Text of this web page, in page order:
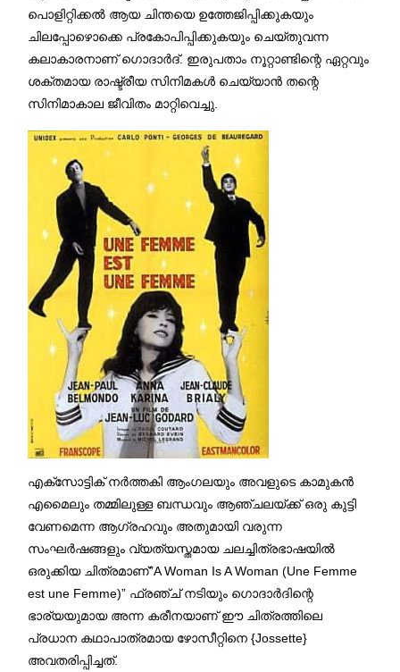
പൊളിറ്റിക്കൽ ആയ ചിന്തയെ ഉത്തേജിപ്പിക്കുകയും
ചിലപ്പോഴൊക്കെ പ്രകോപിപ്പിക്കുകയും ചെയ്തുവന്ന
കലാകാരനാണ് ഗൊദാർദ്. ഇരുപതാം നൂറ്റാണ്ടിന്റെ ഏറ്റവും
ശക്തമായ രാഷ്ട്രീയ സിനിമകൾ ചെയ്യാൻ തന്റെ
സിനിമാകാല ജീവിതം മാറ്റിവെച്ചു.
എക്സോട്ടിക് നർത്തകി ആംഗലയും അവളുടെ കാമുകൻ
എമൈലും തമ്മിലുള്ള ബന്ധവും ആഞ്ചലയ്ക്ക് ഒരു കുട്ടി
വേണമെന്ന ആഗ്രഹവും അതുമായി വരുന്ന
സംഘർഷങ്ങളും വ്യത്യസ്തമായ ചലച്ചിത്രഭാഷയിൽ
ഒരുക്കിയ ചിത്രമാണ്”A Woman Is A Woman (Une Femme
est une Femme)” ഫ്രഞ്ച് നടിയും ഗൊദാർദിന്റെ
ഭാര്യയുമായ അന്ന കരീനയാണ് ഈ ചിത്രത്തിലെ
പ്രധാന കഥാപാത്രമായ ഴോസീറ്റിനെ {Jossette}
അവതരിപ്പിച്ചത്.